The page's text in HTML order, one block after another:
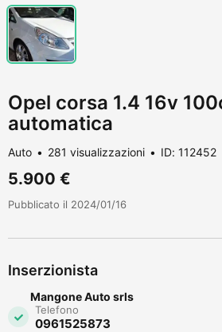
Opel corsa 1.4 16v
automatica
Auto 281 visualizzazioni ID: 112452
5.900 €
Pubblicato il 2024/01/16
Inserzionista
Mangone Auto srls
Telefono
0961525873